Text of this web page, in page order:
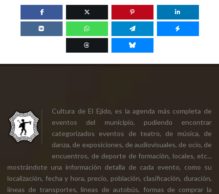
Cultura de El Ejido, es la agenda más completa de
eventos del municipio, pudiendo encontrar
categorizados eventos de teatro, de música, de
danza, de exposiciones, de audiovisuales, de ocio, de
encuentros, de deporte de formación, locales, etc...
mostrándote una información detalla de cada evento, como su
localización, fecha y hora, precio, población, clasificación, duración,
líneas de transportes, líneas de autobús, formas de comprar la